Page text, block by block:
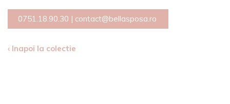
0751.18.90.30 | contact@bellasposa.ro
‹ Inapoi la colectie